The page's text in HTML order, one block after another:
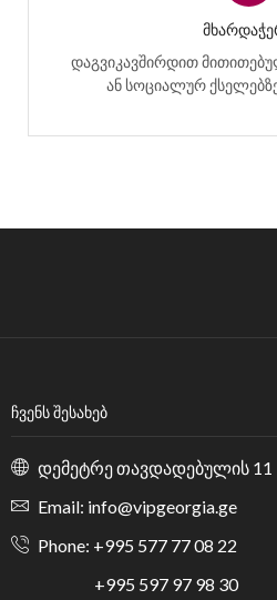
დაგვიკავშირდით
ან სოციალურ
ᲩᲕᲔᲜᲡ ᲨᲔᲡᲐᲮᲔᲑ
დემეტრე თავდადებულის 11
Email: info@vipgeorgia.ge
Phone: +995 577 77 08 22
+995 597 97 98 30